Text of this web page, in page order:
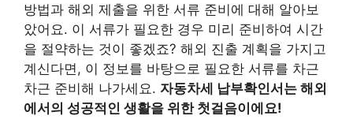
방법과 해외 제출을 위한 서류 준비에 대해 알아보
았어요. 이 서류가 필요한 경우 미리 준비하여 시간
을 절약하는 것이 좋겠죠? 해외 진출 계획을 가지고
계신다면, 이 정보를 바탕으로 필요한 서류를 차근
차근 준비해 나가세요. 자동차세 납부확인서는 해외
에서의 성공적인 생활을 위한 첫걸음이에요!